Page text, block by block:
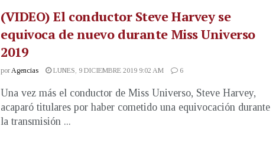
(VIDEO) El conductor Steve Harvey se
equivoca de nuevo durante Miss Universo
2019
porAgencias LUNES, 9 DICIEMBRE 2019 9:02 AM 6
Una vez más el conductor de Miss Universo, Steve Harvey,
acaparó titulares por haber cometido una equivocación durante
la transmisión ...